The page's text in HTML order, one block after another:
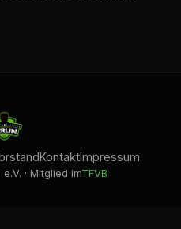
KontaktImpressum
· Mitglied imTFVB